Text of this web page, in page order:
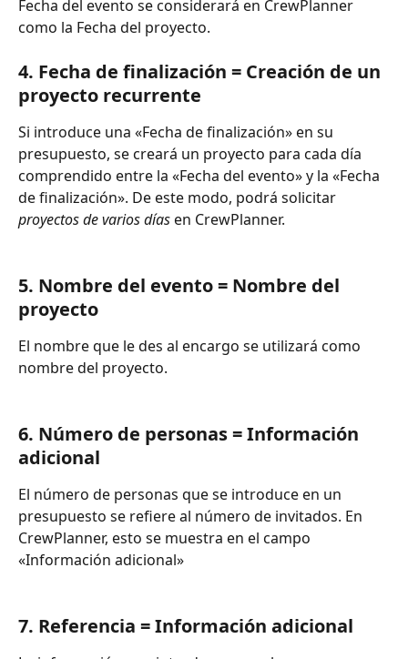
Fecha del evento se considerará en CrewPlanner
como la Fecha del proyecto.
4. Fecha de finalización = Creación de un
proyecto recurrente
Si introduce una «Fecha de finalización» en su
presupuesto, se creará un proyecto para cada día
comprendido entre la «Fecha del evento» y la «Fecha
de finalización». De este modo, podrá solicitar
proyectos de varios días en CrewPlanner.
5. Nombre del evento = Nombre del
proyecto
El nombre que le des al encargo se utilizará como
nombre del proyecto.
6. Número de personas = Información
adicional
El número de personas que se introduce en un
presupuesto se refiere al número de invitados. En
CrewPlanner, esto se muestra en el campo
«Información adicional»
7. Referencia = Información adicional